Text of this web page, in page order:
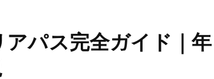
パス完全ガイド｜年